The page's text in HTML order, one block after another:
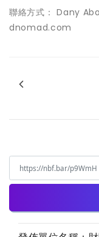
聯絡方式： Dany
dnomad.com